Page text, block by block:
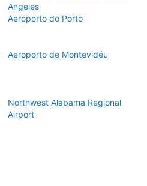
Angeles
Aeroporto do Porto
Aeroporto de Montevidéu
Northwest Alabama Regional
Airport